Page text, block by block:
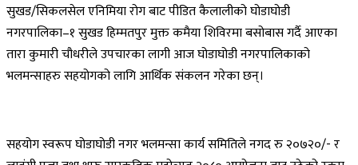
सुखड/सिकलसेल एनिमिया रोग बाट पीडित कैलालीको घोडाघोडी
नगरपालिका–१ सुखड हिम्मतपुर मुक्त कमैया शिविरमा बसोबास गर्दै आएका
तारा कुमारी चौधरीले उपचारका लागी आज घोडाघोडी नगरपालिकाको
भलमन्साहरु सहयोगको लागि आर्थिक संकलन गरेका छन्।
सहयोग स्वरूप घोडाघोडी नगर भलमन्सा कार्य समितिले नगद रु २०७२०/- र